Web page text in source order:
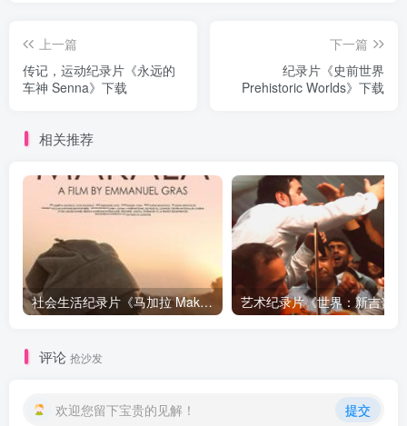
上一篇
传记，运动纪录片《永远的
车神 Senna》下载
下一篇
纪录片《史前世界
Prehistoric Worlds》下载
相关推荐
社会生活纪录片《马加拉 Makala》下载
评论 抢沙发
欢迎您留下宝贵的见解！ 提交